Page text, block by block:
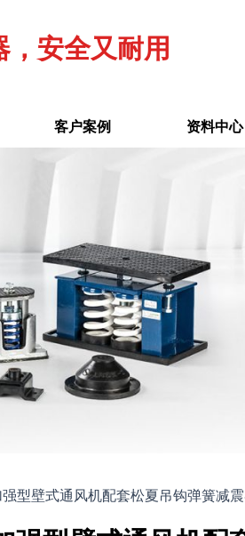
，安全又耐用
客户案例 资料中心
强型壁式通风机配套松夏吊钩弹簧减